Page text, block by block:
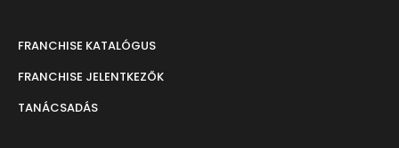
FRANCHISE KATALÓGUS
FRANCHISE JELENTKEZŐK
TANÁCSADÁS